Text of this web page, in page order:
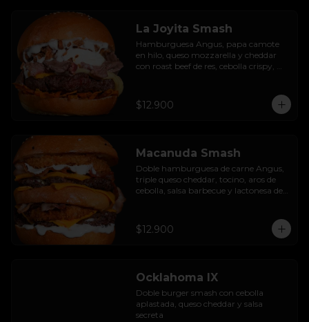
La Joyita Smash
Hamburguesa Angus, papa camote
en hilo, queso mozzarella y cheddar
con roast beef de res, cebolla crispy,
$12.900
Macanuda Smash
Doble hamburguesa de carne Angus,
triple queso cheddar, tocino, aros de
cebolla, salsa barbecue y lactonesa de
$12.900
Ocklahoma IX
Doble burger smash con cebolla
aplastada, queso cheddar y salsa
secreta